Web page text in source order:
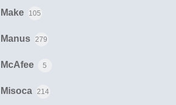
Make 105
Manus 279
McAfee 5
Misoca 214